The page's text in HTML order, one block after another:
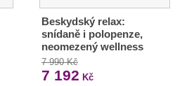
Beskydský relax:
snídaně i polopenze,
neomezený wellness
7 990 Kč
7 192 Kč